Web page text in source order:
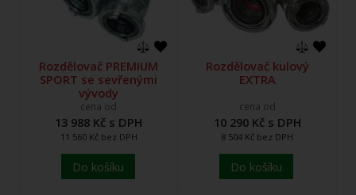
Rozdělovač PREMIUM
SPORT se sevřenými
vývody
cena od
13 988 Kč s DPH
11 560 Kč bez DPH
Do košíku
Rozdělovač kulový
EXTRA
cena od
10 290 Kč s DPH
8 504 Kč bez DPH
Do košíku